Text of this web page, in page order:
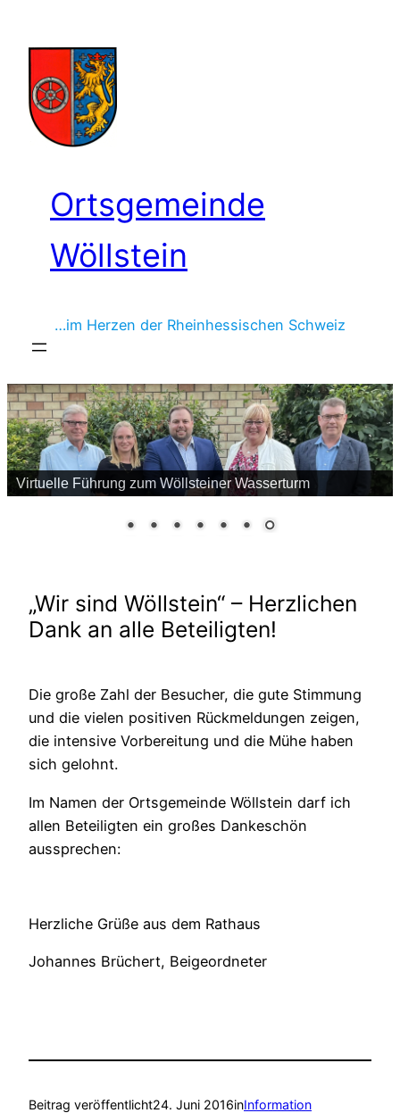
springen
Ortsgemeinde
Wöllstein
…im Herzen der Rheinhessischen Schweiz
Virtuelle Führung zum Wöllsteiner Wasserturm
„Wir sind Wöllstein“ – Herzlichen
Dank an alle Beteiligten!
Die große Zahl der Besucher, die gute Stimmung
und die vielen positiven Rückmeldungen zeigen,
die intensive Vorbereitung und die Mühe haben
sich gelohnt.
Im Namen der Ortsgemeinde Wöllstein darf ich
allen Beteiligten ein großes Dankeschön
aussprechen:
Herzliche Grüße aus dem Rathaus
Johannes Brüchert, Beigeordneter
Beitrag veröffentlicht24. Juni 2016inInformation